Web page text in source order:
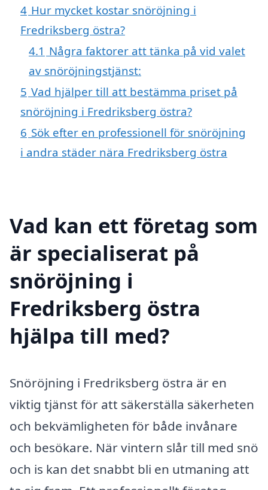
4 Hur mycket kostar snöröjning i
Fredriksberg östra?
4.1 Några faktorer att tänka på vid valet
av snöröjningstjänst:
5 Vad hjälper till att bestämma priset på
snöröjning i Fredriksberg östra?
6 Sök efter en professionell för snöröjning
i andra städer nära Fredriksberg östra
Vad kan ett företag som
är specialiserat på
snöröjning i
Fredriksberg östra
hjälpa till med?
Snöröjning i Fredriksberg östra är en
viktig tjänst för att säkerställa säkerheten
och bekvämligheten för både invånare
och besökare. När vintern slår till med snö
och is kan det snabbt bli en utmaning att